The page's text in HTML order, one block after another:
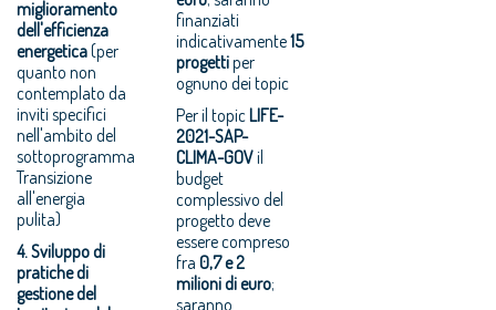
miglioramento
dell'efficienza
energetica(per
quanto non
contemplato da
inviti specifici
nell'ambito del
sottoprogramma
Transizione
all'energia
pulita)
4. Sviluppo di
pratiche di
gestione del
finanziati
indicativamente15
progettiper
ognuno dei topic
Per il topicLIFE-
2021-SAP-
CLIMA-GOVil
budget
complessivo del
progetto deve
essere compreso
fra0,7 e 2
milioni di euro;
saranno